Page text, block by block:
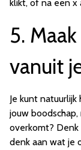
klikt, of na een x
5.
vanuit
Je kunt
jouw
overkomt? Denk
denk aan wat je